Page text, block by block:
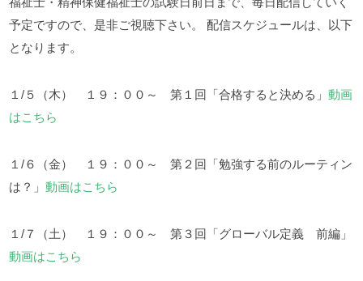
予定ですので、是非ご視聴下さい。
配信スケジュールは、以下
となります。
１/５（木） １９：００～ 第１回「合格すると決める」動画
はこちら
１/６（金） １９：００～ 第２回「勉強する前のルーティン
は？」動画はこちら
１/７（土） １９：００～ 第３回「グローバル定義 前編」
動画はこちら